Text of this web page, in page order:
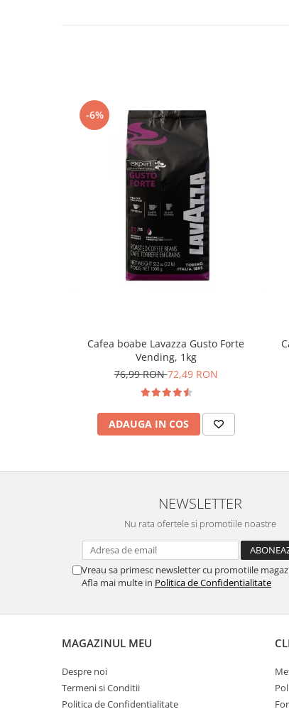
-6%
Cafea boabe Lavazza Gusto Forte
Vending, 1kg
76,99 RON72,49 RON
ADAUGA IN COS
NEWSLETTER
Nu rata ofertele si promotiile noastre
Vreau sa primesc newsletter cu promotiile
Afla mai multe in Politica de Confidentialitate
MAGAZINUL MEU
Despre noi
Termeni si Conditii
Politica de Confidentialitate